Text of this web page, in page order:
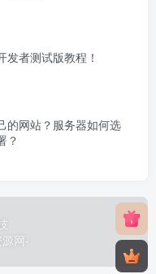
发者测试版教程！
的网站？服务器如何选
？
网-